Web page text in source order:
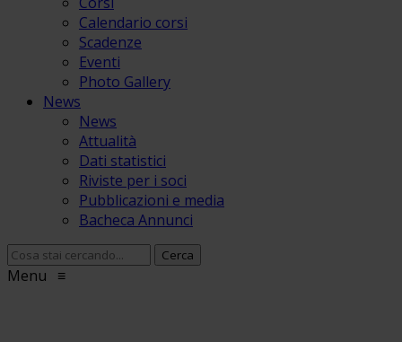
Calendario corsi
Scadenze
Eventi
Photo Gallery
News
News
Attualità
Dati statistici
Riviste per i soci
Pubblicazioni e media
Bacheca Annunci
Menu ≡